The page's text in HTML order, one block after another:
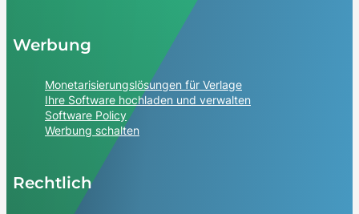
Werbung
Monetarisierungslösungen für Verlage
Ihre Software hochladen und verwalten
Software Policy
Werbung schalten
Rechtlich